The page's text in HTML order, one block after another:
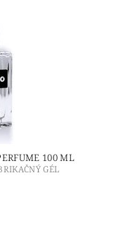
100 ML
GÉL